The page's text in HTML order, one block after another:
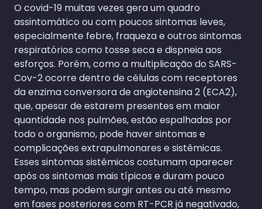
O covid-19 muitas vezes gera um quadro
assintomático ou com poucos sintomas leves,
especialmente febre, fraqueza e outros sintomas
respiratórios como tosse seca e dispneia aos
esforços. Porém, como a multiplicação do SARS-
Cov-2 ocorre dentro de células com receptores
da enzima conversora de angiotensina 2 (ECA2),
que, apesar de estarem presentes em maior
quantidade nos pulmões, estão espalhadas por
todo o organismo, pode haver sintomas e
complicações extrapulmonares e sistêmicas.
Esses sintomas sistêmicos costumam aparecer
após os sintomas mais típicos e duram pouco
tempo, mas podem surgir antes ou até mesmo
em fases posteriores com RT-PCR já negativado,